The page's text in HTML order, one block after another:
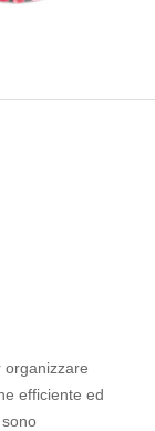
organizzare
efficiente ed